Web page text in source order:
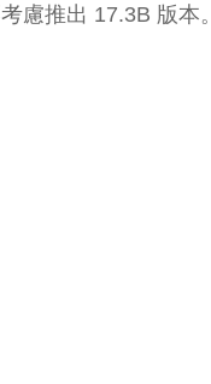
慮推出 17.3B 版本。